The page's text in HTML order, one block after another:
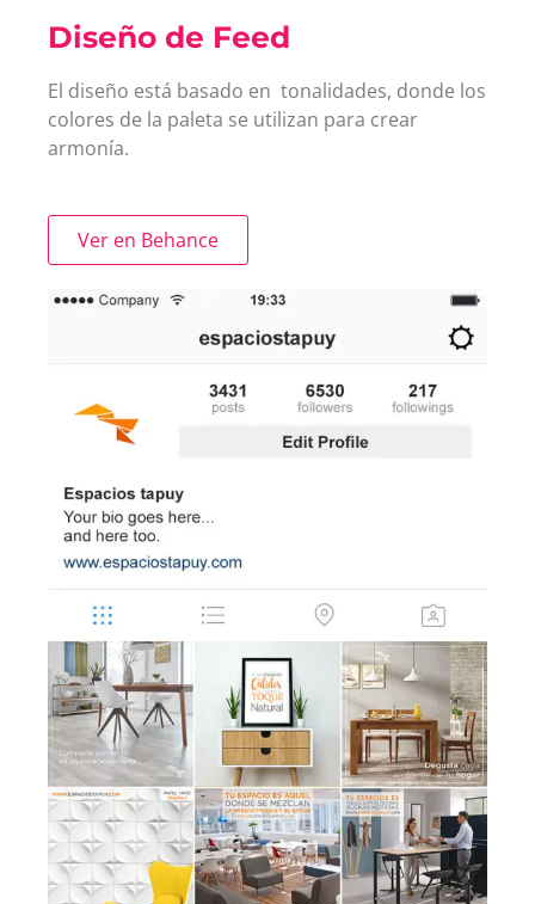
Diseño de Feed
El diseño está basado en tonalidades, donde los
colores de la paleta se utilizan para crear
armonía.
Ver en Behance